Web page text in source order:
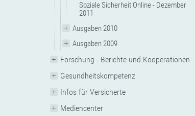
Soziale Sicherheit Online - Dezember
2011
Ausgaben 2010
Ausgaben 2009
Forschung - Berichte und Kooperationen
Gesundheitskompetenz
Infos für Versicherte
Mediencenter